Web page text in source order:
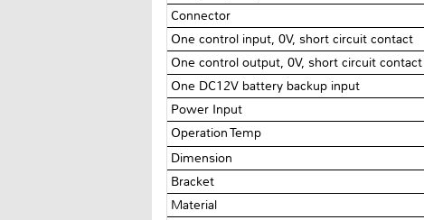
Connector
One control input, 0V, short circuit contact
One control output, 0V, short circuit contact
One DC12V battery backup input
Power Input
Operation Temp
Dimension
Bracket
Material